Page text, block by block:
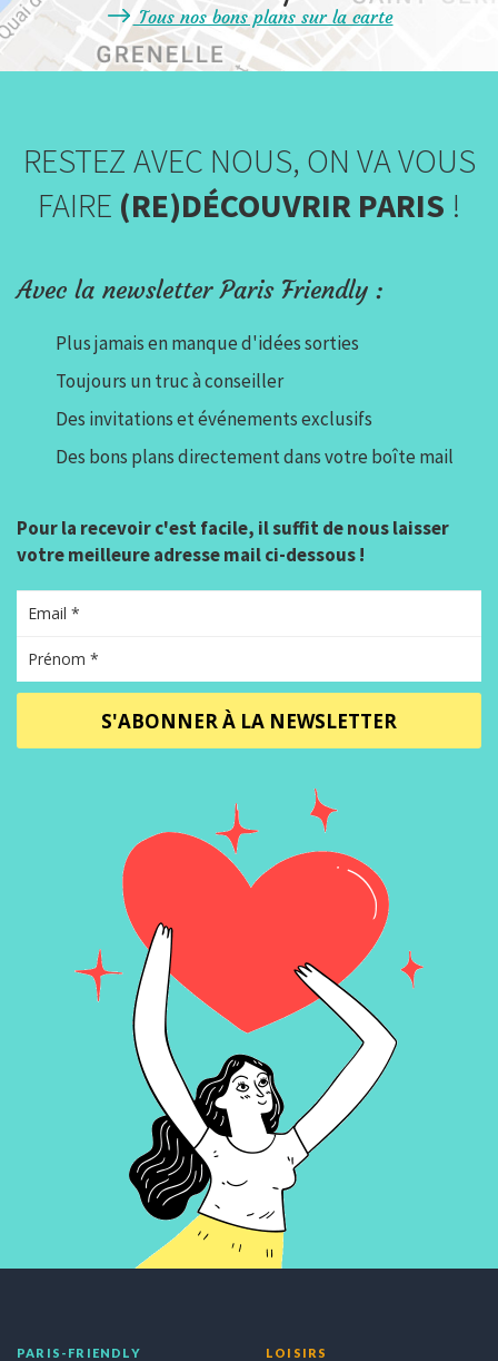
Tous nos bons plans sur la carte
RESTEZ AVEC NOUS, ON VA VOUS
FAIRE (RE)DÉCOUVRIR PARIS !
Avec la newsletter Paris Friendly :
Plus jamais en manque d'idées sorties
Toujours un truc à conseiller
Des invitations et événements exclusifs
Des bons plans directement dans votre boîte mail
Pour la recevoir c'est facile, il suffit de nous laisser
votre meilleure adresse mail ci-dessous !
S'ABONNER À LA NEWSLETTER
PARIS-FRIENDLY LOISIRS